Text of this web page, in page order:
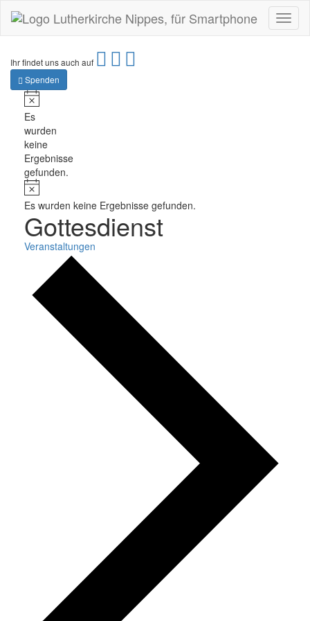
Ihr findet uns auch auf
Spenden
Hinweis
Es
wurden
keine
Ergebnisse
gefunden.
Hinweis
Es wurden keine Ergebnisse gefunden.
Gottesdienst
Veranstaltungen